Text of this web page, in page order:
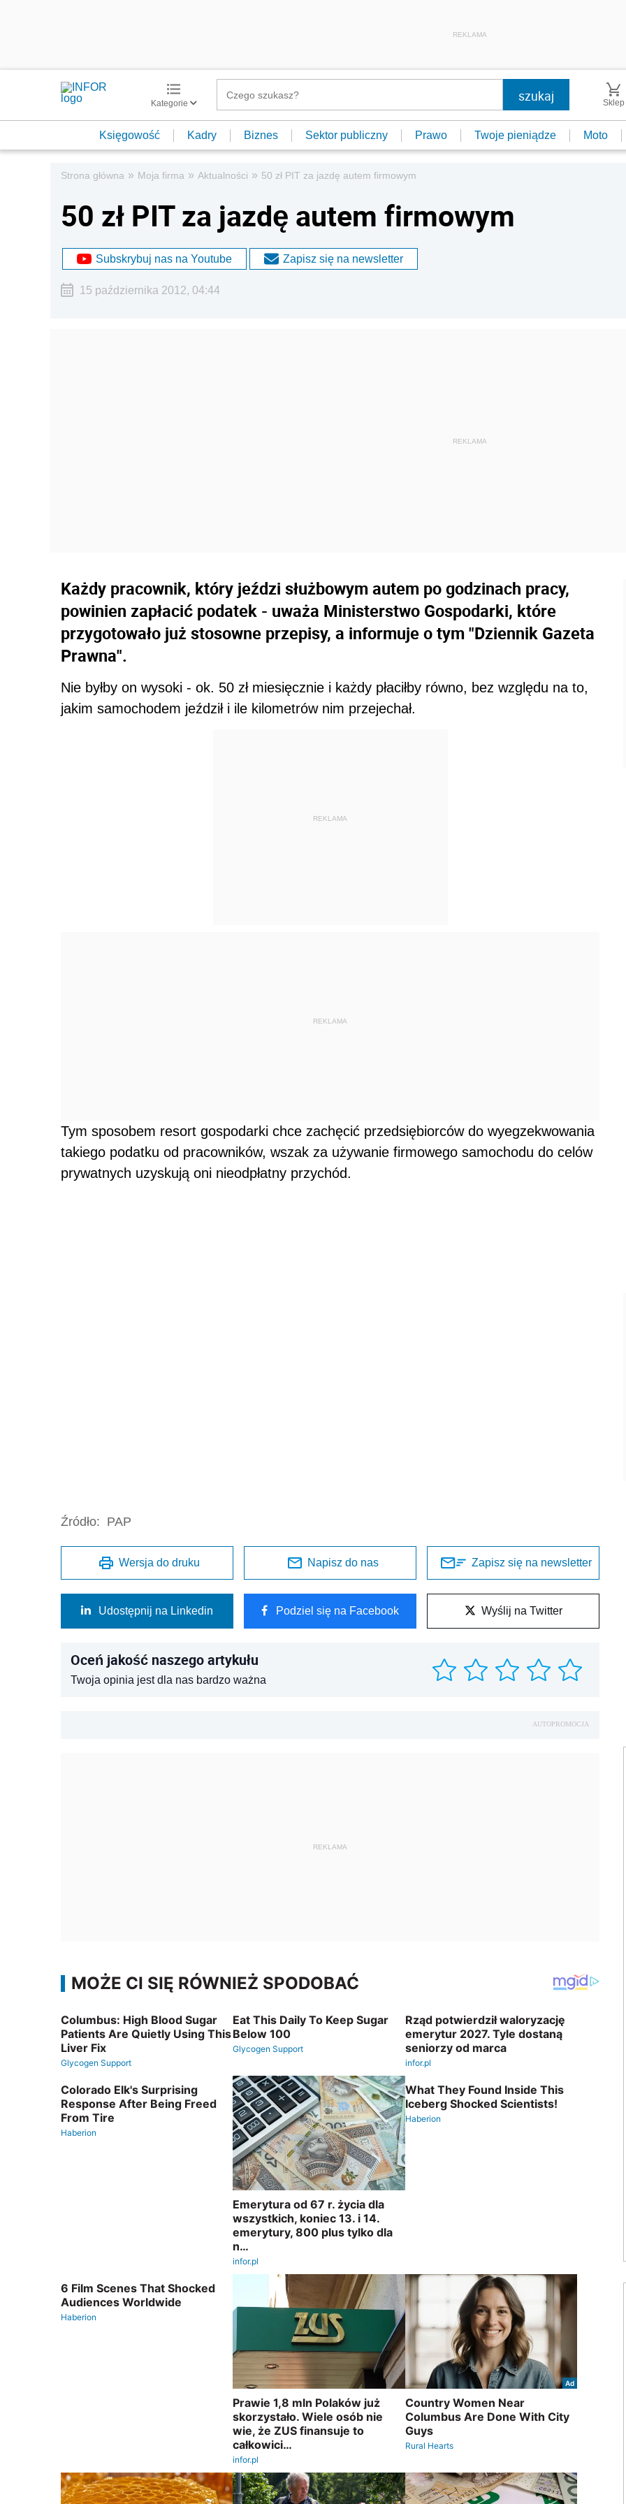
REKLAMA
Kategorie Sklep
Księgowość Kadry Biznes Sektor publiczny Prawo Twoje pieniądze Moto
Strona główna » Moja firma » Aktualności » 50 zł PIT za jazdę autem firmowym
50 zł PIT za jazdę autem firmowym
Subskrybuj nas na Youtube Zapisz się na newsletter
15 października 2012, 04:44
Każdy pracownik, który jeździ służbowym autem po godzinach pracy,
powinien zapłacić podatek - uważa Ministerstwo Gospodarki, które
przygotowało już stosowne przepisy, a informuje o tym "Dziennik Gazeta
Prawna".
Nie byłby on wysoki - ok. 50 zł miesięcznie i każdy płaciłby równo, bez względu na to,
jakim samochodem jeździł i ile kilometrów nim przejechał.
REKLAMA
REKLAMA
Tym sposobem resort gospodarki chce zachęcić przedsiębiorców do wyegzekwowania
takiego podatku od pracowników, wszak za używanie firmowego samochodu do celów
prywatnych uzyskują oni nieodpłatny przychód.
Źródło: PAP
Wersja do druku Napisz do nas Zapisz się na newsletter
Udostępnij na Linkedin Podziel się na Facebook Wyślij na Twitter
Oceń jakość naszego artykułu
Twoja opinia jest dla nas bardzo ważna
AUTOPROMOCJA
REKLAMA